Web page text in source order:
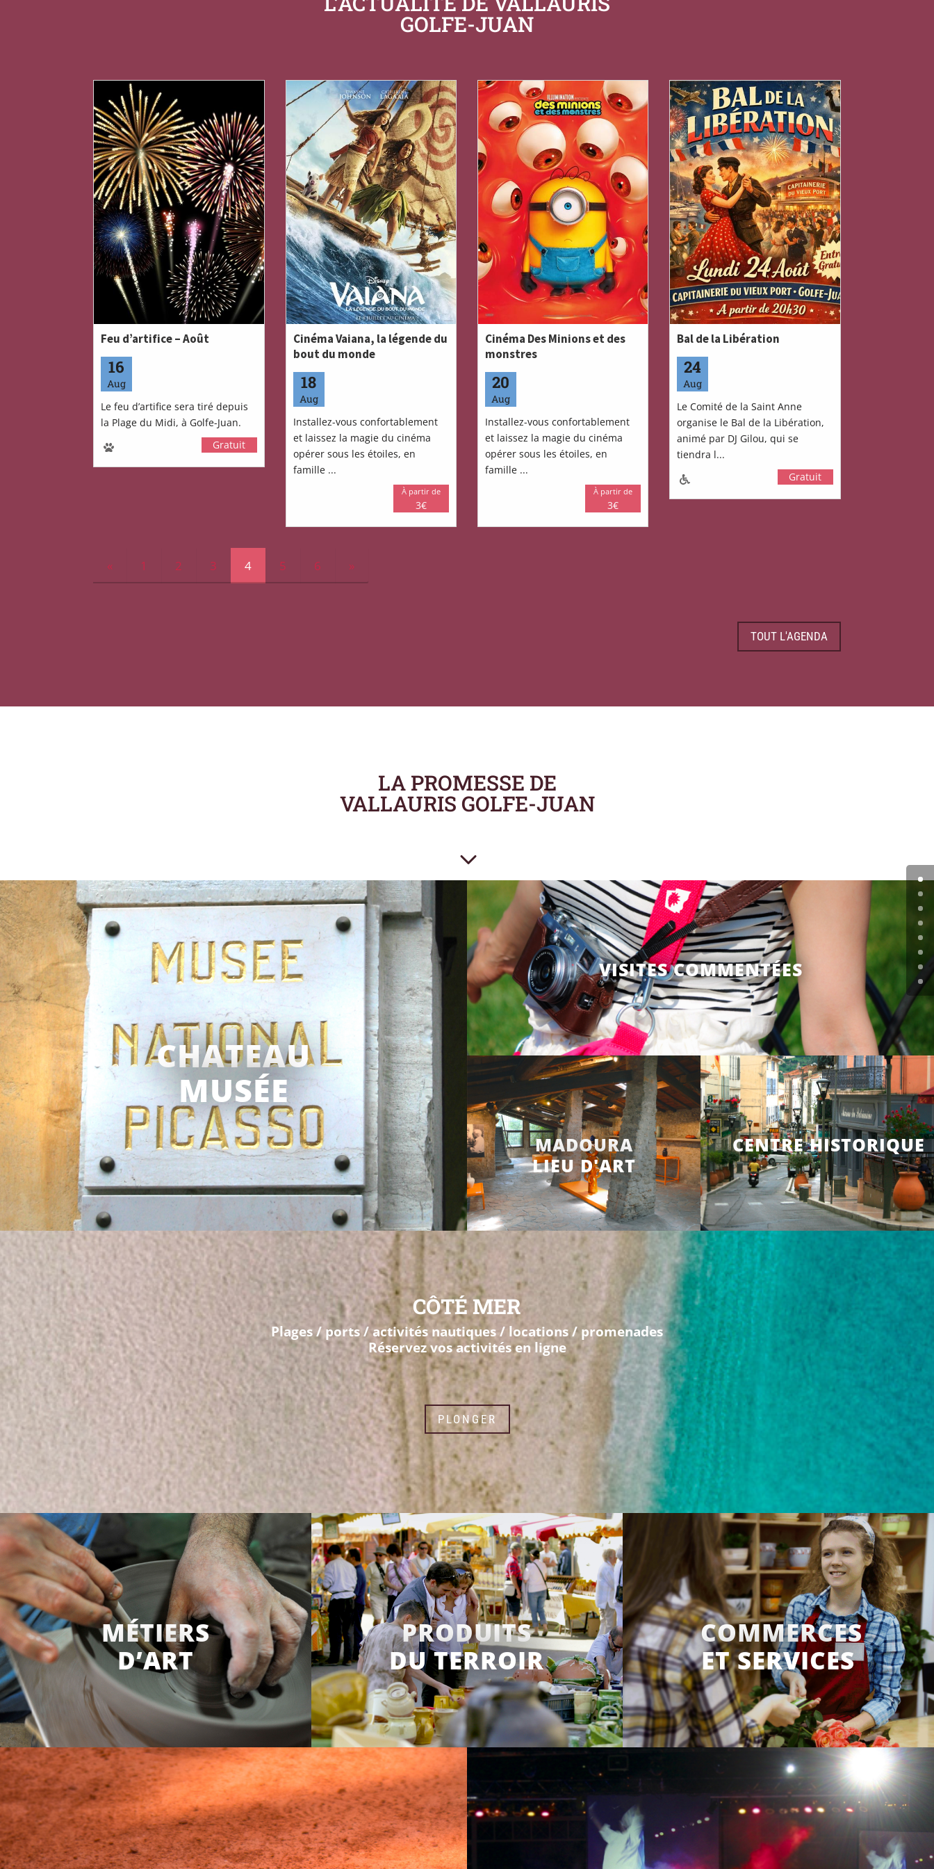
GOLFE-JUAN
Feu d’artifice – Août
16
Aug
Le feu d’artifice sera tiré depuis
la Plage du Midi, à Golfe-Juan.
Gratuit
Cinéma Vaiana, la légende du
bout du monde
18
Aug
Installez-vous confortablement
et laissez la magie du cinéma
opérer sous les étoiles, en
famille ...
À partir de
3€
Cinéma Des Minions et des
monstres
20
Aug
Installez-vous confortablement
et laissez la magie du cinéma
opérer sous les étoiles, en
famille ...
À partir de
3€
Bal de la Libération
24
Aug
Le Comité de la Saint Anne
organise le Bal de la Libération,
animé par DJ Gilou, qui se
tiendra l...
Gratuit
« 1 2 3 4 5 6 »
TOUT L'AGENDA
LA PROMESSE DE
VALLAURIS GOLFE-JUAN
3
CÔTÉ MER
Plages / ports / activités nautiques / locations / promenades
Réservez vos activités en ligne
PLONGER